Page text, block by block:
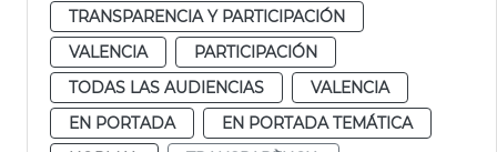
TRANSPARENCIA Y PARTICIPACIÓN
VALENCIA
PARTICIPACIÓN
TODAS LAS AUDIENCIAS
VALENCIA
EN PORTADA
EN PORTADA TEMÁTICA